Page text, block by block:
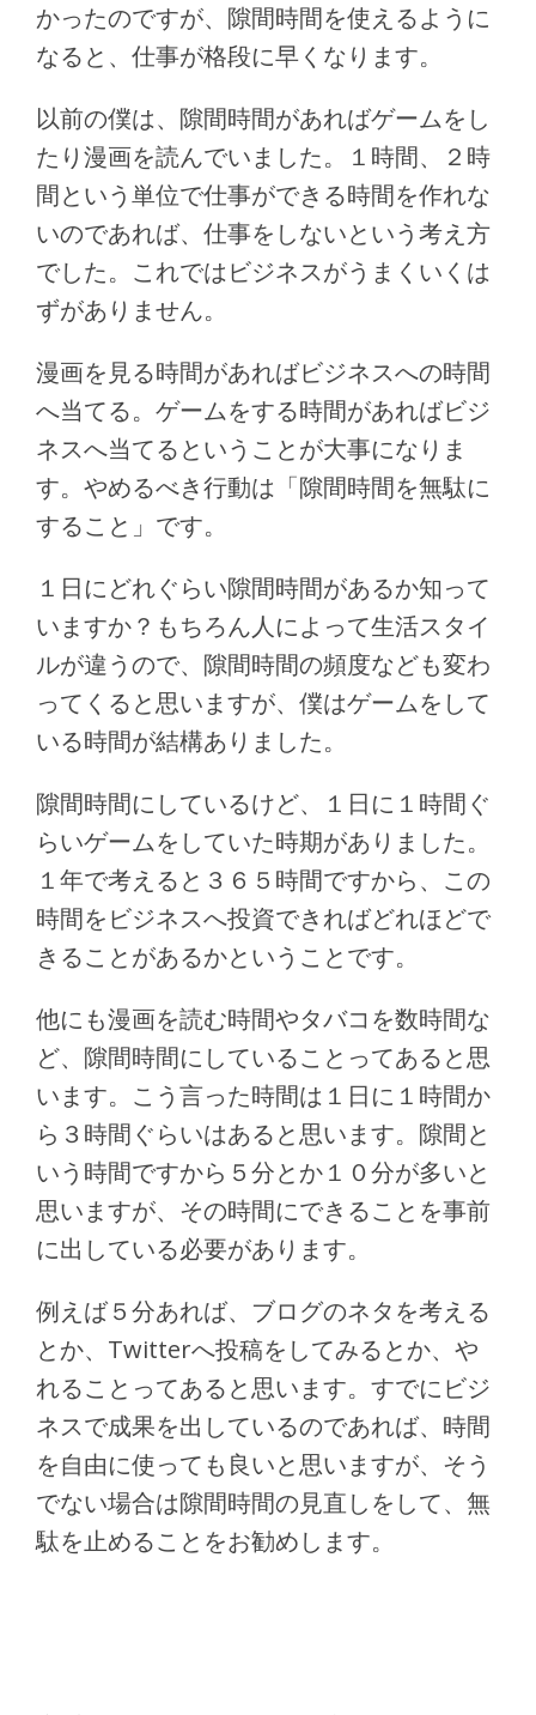
かったのですが、隙間時間を使えるように
なると、仕事が格段に早くなります。
以前の僕は、隙間時間があればゲームをし
たり漫画を読んでいました。１時間、２時
間という単位で仕事ができる時間を作れな
いのであれば、仕事をしないという考え方
でした。これではビジネスがうまくいくは
ずがありません。
漫画を見る時間があればビジネスへの時間
へ当てる。ゲームをする時間があればビジ
ネスへ当てるということが大事になりま
す。やめるべき行動は「隙間時間を無駄に
すること」です。
１日にどれぐらい隙間時間があるか知って
いますか？もちろん人によって生活スタイ
ルが違うので、隙間時間の頻度なども変わ
ってくると思いますが、僕はゲームをして
いる時間が結構ありました。
隙間時間にしているけど、１日に１時間ぐ
らいゲームをしていた時期がありました。
１年で考えると３６５時間ですから、この
時間をビジネスへ投資できればどれほどで
きることがあるかということです。
他にも漫画を読む時間やタバコを数時間な
ど、隙間時間にしていることってあると思
います。こう言った時間は１日に１時間か
ら３時間ぐらいはあると思います。隙間と
いう時間ですから５分とか１０分が多いと
思いますが、その時間にできることを事前
に出している必要があります。
例えば５分あれば、ブログのネタを考える
とか、Twitterへ投稿をしてみるとか、や
れることってあると思います。すでにビジ
ネスで成果を出しているのであれば、時間
を自由に使っても良いと思いますが、そう
でない場合は隙間時間の見直しをして、無
駄を止めることをお勧めします。